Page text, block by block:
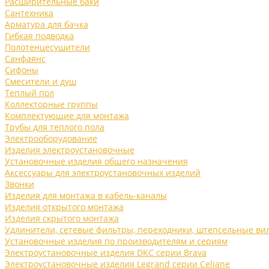
Сантехника
Арматура для бачка
Гибкая подводка
Полотенцесушители
Санфаянс
Сифоны
Смесители и душ
Теплый пол
Коллекторные группы
Комплектующие для монтажа
Трубы для теплого пола
Электрооборудование
Изделия электроустановочные
Установочные изделия общего назначения
Аксессуары для электроустановочных изделий
Звонки
Изделия для монтажа в кабель-каналы
Изделия открытого монтажа
Изделия скрытого монтажа
Удлинители, сетевые фильтры, переходники, штепсельные
Установочные изделия по производителям и сериям
Электроустановочные изделия DKC серии Brava
Электроустановочные изделия Legrand серии Celiane